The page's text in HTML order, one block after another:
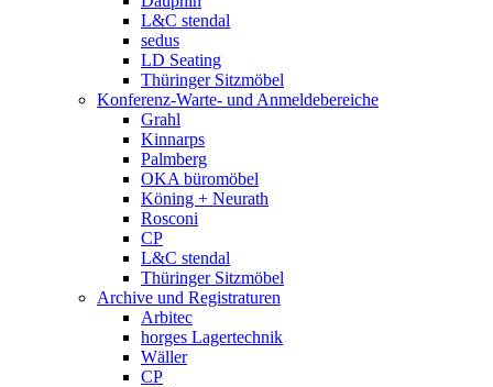
L&C stendal
sedus
LD Seating
Thüringer Sitzmöbel
Konferenz-Warte- und Anmeldebereiche
Grahl
Kinnarps
Palmberg
OKA büromöbel
Köning + Neurath
Rosconi
CP
L&C stendal
Thüringer Sitzmöbel
Archive und Registraturen
Arbitec
horges Lagertechnik
Wäller
CP